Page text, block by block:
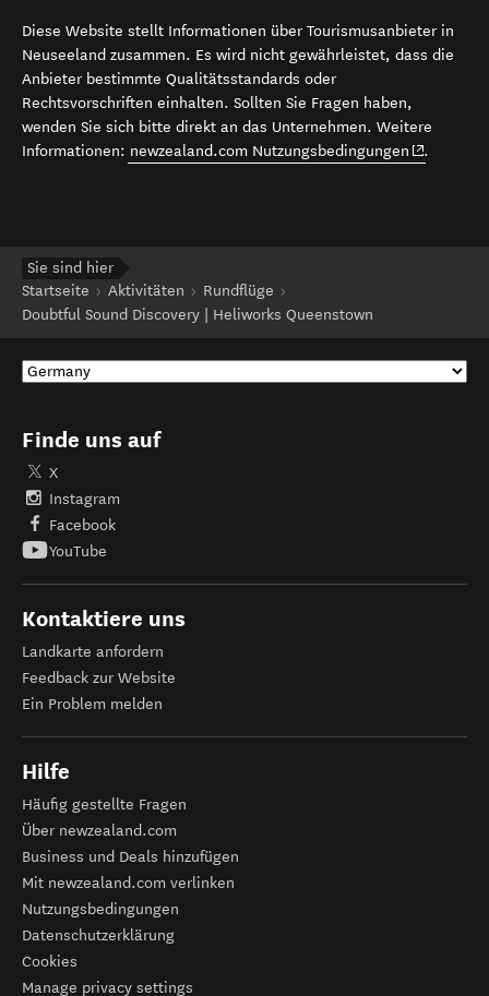
Diese Website stellt Informationen über Tourismusanbieter in
Neuseeland zusammen. Es wird nicht gewährleistet, dass die
Anbieter bestimmte Qualitätsstandards oder
Rechtsvorschriften einhalten. Sollten Sie Fragen haben,
wenden Sie sich bitte direkt an das Unternehmen. Weitere
Informationen: newzealand.com Nutzungsbedingungen (opens in
.
Sie sind hier
Startseite
Aktivitäten
Rundflüge
Doubtful Sound Discovery | Heliworks Queenstown
Finde uns auf
X
Instagram
Facebook
YouTube
Kontaktiere uns
Landkarte anfordern
Feedback zur Website
Ein Problem melden
Hilfe
Häufig gestellte Fragen
Über newzealand.com
Business und Deals hinzufügen
Mit newzealand.com verlinken
Nutzungsbedingungen
Datenschutzerklärung
Cookies
Manage privacy settings